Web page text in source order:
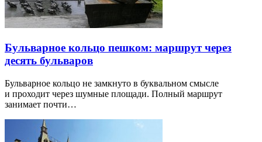
Бульварное кольцо пешком: маршрут через
десять бульваров
Бульварное кольцо не замкнуто в буквальном смысле
и проходит через шумные площади. Полный маршрут
занимает почти…